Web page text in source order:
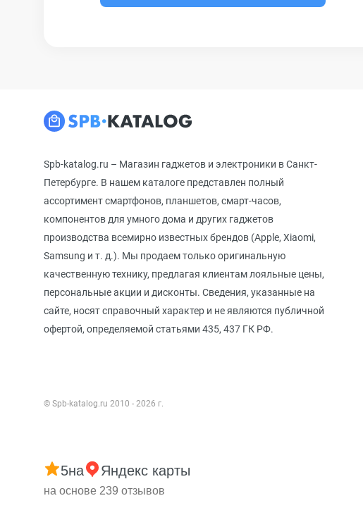
Spb-katalog.ru – Магазин гаджетов и электроники в Санкт-
Петербурге. В нашем каталоге представлен полный
ассортимент смартфонов, планшетов, смарт-часов,
компонентов для умного дома и других гаджетов
производства всемирно известных брендов (Apple, Xiaomi,
Samsung и т. д.). Мы продаем только оригинальную
качественную технику, предлагая клиентам лояльные цены,
персональные акции и дисконты. Сведения, указанные на
сайте, носят справочный характер и не являются публичной
офертой, определяемой статьями 435, 437 ГК РФ.
© Spb-katalog.ru 2010 - 2026 г.
5на Яндекс карты
на основе 239 отзывов